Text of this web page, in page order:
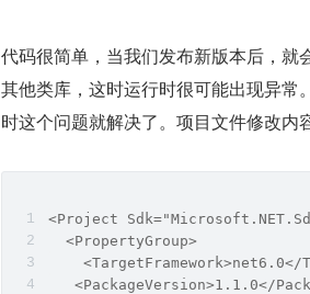
代码很简单，当我们发布新版本后，就
其他类库，这时运行时很可能出现异
时这个问题就解决了。项目文件修改内
<Project
  <PropertyGroup>
<TargetFramework>net6.0</
<PackageVersion>1.1.0</